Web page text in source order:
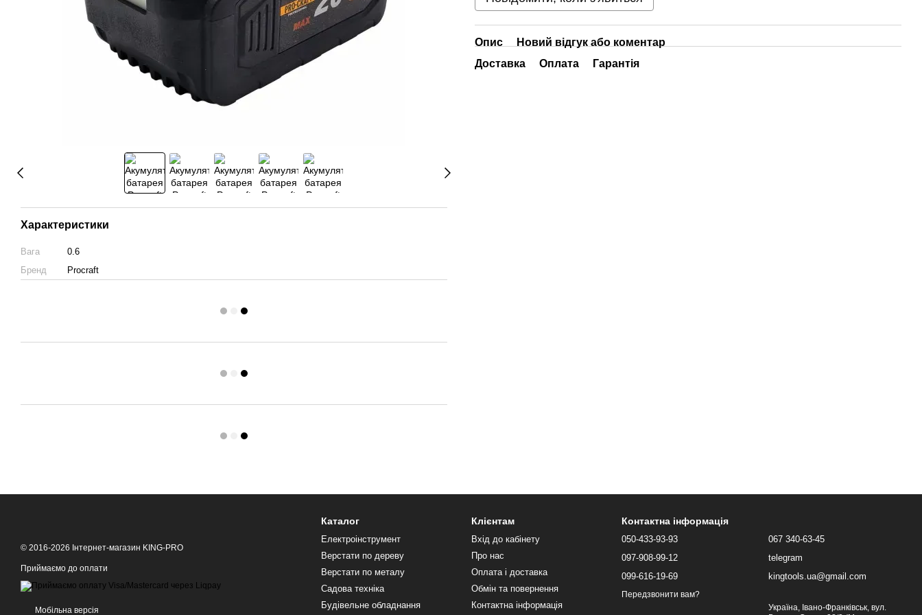
Характеристики
Вага
0.6
Бренд
Procraft
Опис
Новий відгук або коментар
Доставка
Оплата Гарантія
© 2016-2026 Інтернет-магазин KING-PRO
Приймаємо до оплати
Мобільна версія
Каталог
Електроінструмент
Верстати по дереву
Верстати по металу
Садова техніка
Будівельне обладнання
Клієнтам
Вхід до кабінету
Про нас
Оплата і доставка
Обмін та повернення
Контактна інформація
Контактна інформація
050-433-93-93
097-908-99-12
099-616-19-69
Передзвонити вам?
067 340-63-45
telegram
kingtools.ua@gmail.com
Україна, Івано-Франківськ, вул.